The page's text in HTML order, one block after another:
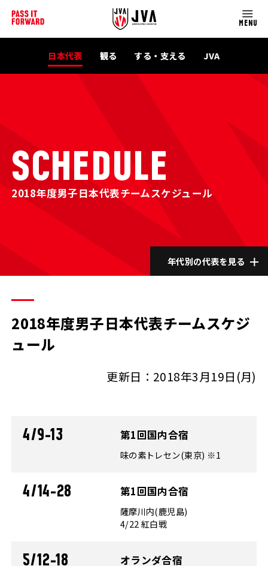
MENU
日本代表 観る する・支える JVA
SCHEDULE
2018年度男子日本代表チームスケジュール
年代別の代表を見る
2018年度男子日本代表チームスケジ
ュール
更新日：2018年3月19日(月)
4/9-13 第1回国内合宿
味の素トレセン(東京) ※1
4/14-28 第1回国内合宿
薩摩川内(鹿児島)
4/22 紅白戦
5/12-18 オランダ合宿